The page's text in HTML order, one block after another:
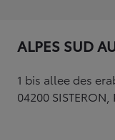
ALPES SUD
1 bis allee des
04200 SISTERON,